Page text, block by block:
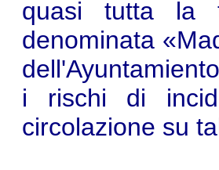
quasi tutta la
denominata
i rischi di
circolazione su